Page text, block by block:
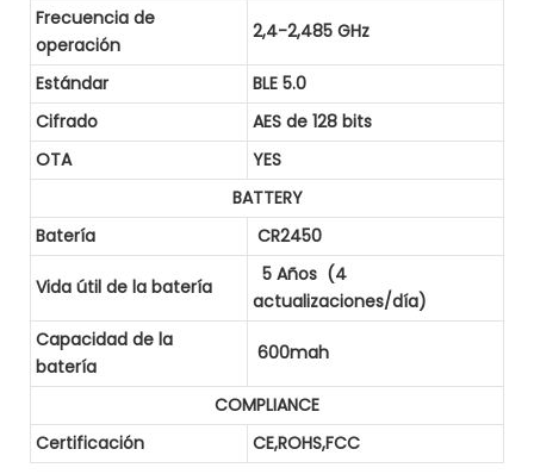
Frecuencia de
operación
2,4-2,485 GHz
Estándar
BLE 5.0
Cifrado
AES de 128 bits
OTA
YES
BATTERY
Batería
CR2450
Vida útil de la batería
5 Años (4
actualizaciones/día)
Capacidad de la
batería
600mah
COMPLIANCE
Certificación
CE,ROHS,FCC